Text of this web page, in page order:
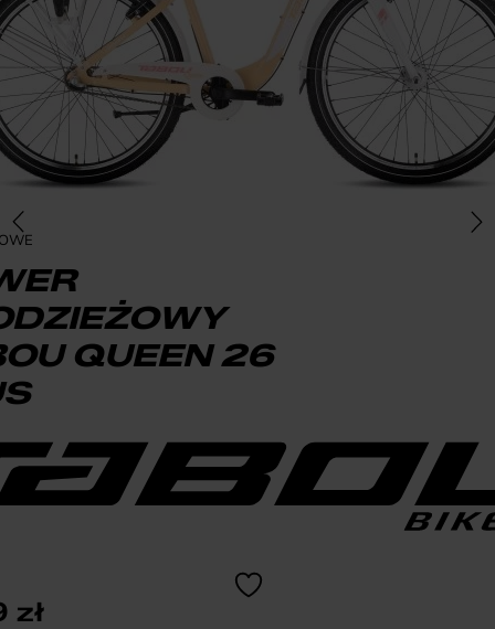
QUEEN 26
zł